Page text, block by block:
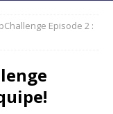
Episode 2 :